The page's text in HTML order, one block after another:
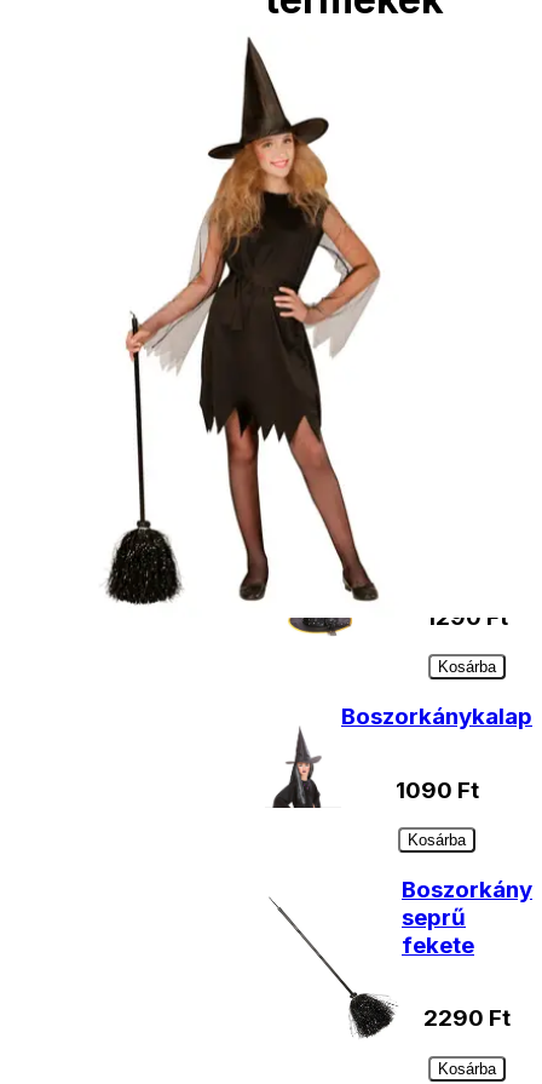
1290 Ft
Kosárba
Boszorkánykalap
1090 Ft
Kosárba
Boszorkány
seprű
fekete
2290 Ft
Kosárba